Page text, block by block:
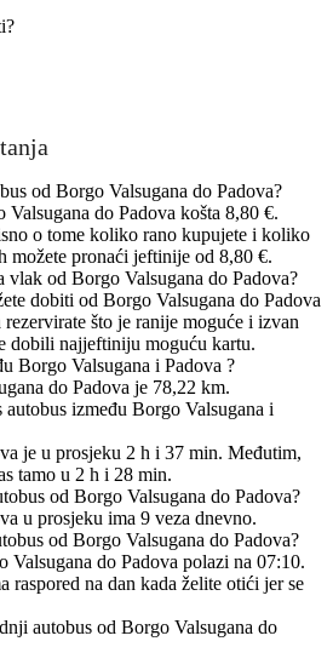
od Borgo Valsugana do Padova?
do Padova košta 8,80 €.
o tome koliko rano kupujete i koliko
možete pronaći jeftinije od 8,80 €.
od Borgo Valsugana do Padova?
dobiti od Borgo Valsugana do Padova
što je ranije moguće i izvan
dobili najjeftiniju moguću kartu.
Borgo Valsugana i Padova ?
do Padova je 78,22 km.
između Borgo Valsugana i
je u prosjeku 2 h i 37 min. Međutim,
tamo u 2 h i 28 min.
od Borgo Valsugana do Padova?
u prosjeku ima 9 veza dnevno.
od Borgo Valsugana do Padova?
Valsugana do Padova polazi na 07:10.
raspored na dan kada želite otići jer se
autobus od Borgo Valsugana do